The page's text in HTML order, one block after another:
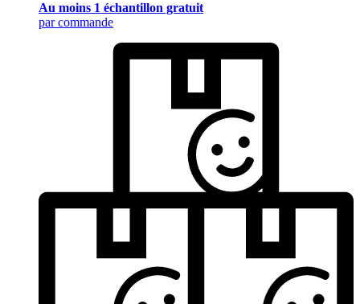
Au moins 1 échantillon gratuit
par commande